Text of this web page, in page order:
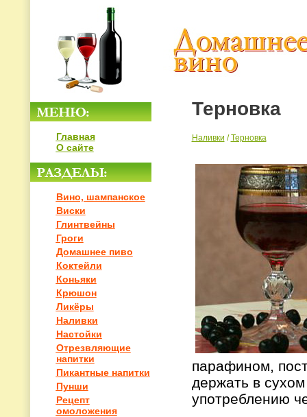
Главная
О сайте
Вино, шампанское
Виски
Глинтвейны
Гроги
Домашнее пиво
Коктейли
Коньяки
Крюшон
Ликёры
Наливки
Настойки
Отрезвляющие
напитки
Пикантные напитки
Пунши
Рецепт
омоложения
Терновка
Наливки /Терновка
парафином,
держать в
употреблению